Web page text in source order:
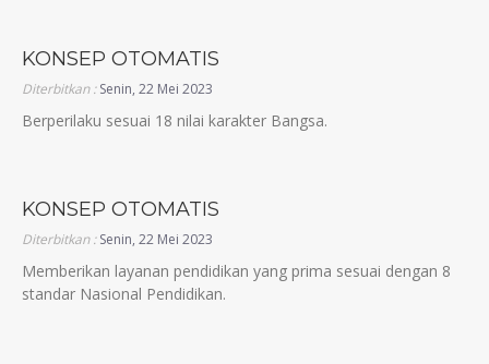
KONSEP OTOMATIS
Diterbitkan :Senin, 22 Mei 2023
Berperilaku sesuai 18 nilai karakter Bangsa.
KONSEP OTOMATIS
Diterbitkan :Senin, 22 Mei 2023
Memberikan layanan pendidikan yang prima sesuai dengan 8
standar Nasional Pendidikan.